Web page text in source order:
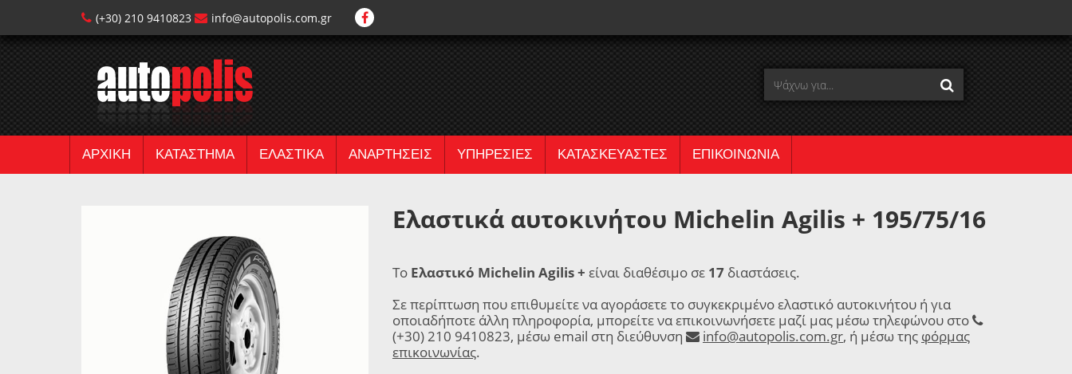
(+30) 210 9410823 info@autopolis.com.gr
ΑΡΧΙΚΗ ΚΑΤΑΣΤΗΜΑ ΕΛΑΣΤΙΚΑ ΑΝΑΡΤΗΣΕΙΣ ΥΠΗΡΕΣΙΕΣ ΚΑΤΑΣΚΕΥΑΣΤΕΣ ΕΠΙΚΟΙΝΩΝΙΑ
Ελαστικά αυτοκινήτου Michelin Agilis + 195/75/16
Το Ελαστικό Michelin Agilis + είναι διαθέσιμο σε 17 διαστάσεις.
Σε περίπτωση που επιθυμείτε να αγοράσετε το συγκεκριμένο ελαστικό αυτοκινήτου ή για
οποιαδήποτε άλλη πληροφορία, μπορείτε να επικοινωνήσετε μαζί μας μέσω τηλεφώνου στο
(+30) 210 9410823, μέσω email στη διεύθυνση
info@autopolis.com.gr, ή μέσω της φόρμας
επικοινωνίας.